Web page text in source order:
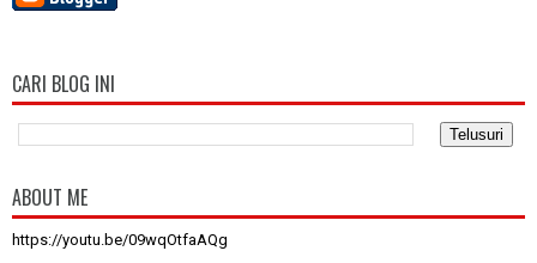
CARI BLOG INI
ABOUT ME
https://youtu.be/09wqOtfaAQg